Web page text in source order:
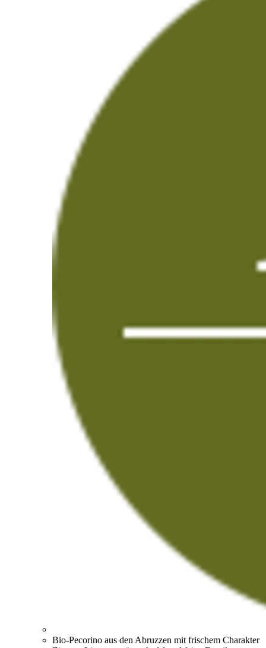
Bio-Pecorino aus den Abruzzen mit frischem Charakter